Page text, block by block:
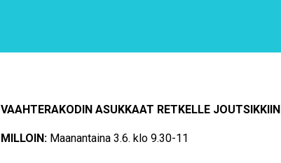
VAAHTERAKODIN ASUKKAAT RETKELLE JOUTSIKKIIN
MILLOIN: Maanantaina 3.6. klo 9.30-11